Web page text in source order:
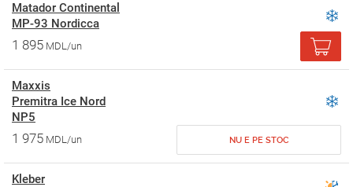
Matador Continental
MP-93 Nordicca
1 895 MDL/un
Maxxis
Premitra Ice Nord
NP5
1 975 MDL/un NU E PE STOC
Kleber